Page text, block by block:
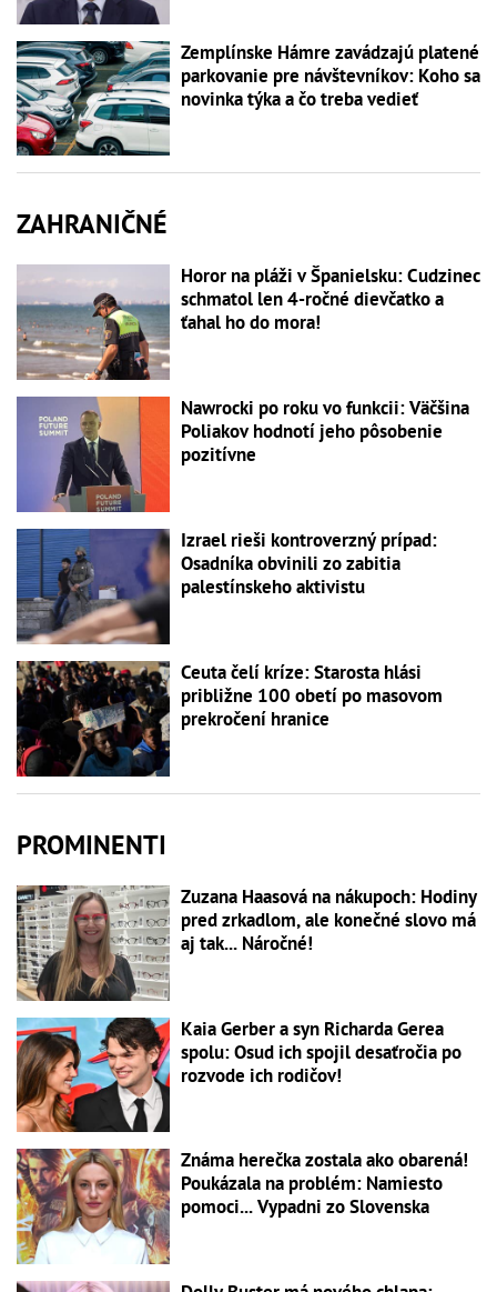
Zemplínske Hámre zavádzajú platené
parkovanie pre návštevníkov: Koho sa
novinka týka a čo treba vedieť
ZAHRANIČNÉ
Horor na pláži v Španielsku: Cudzinec
schmatol len 4-ročné dievčatko a
ťahal ho do mora!
Nawrocki po roku vo funkcii: Väčšina
Poliakov hodnotí jeho pôsobenie
pozitívne
Izrael rieši kontroverzný prípad:
Osadníka obvinili zo zabitia
palestínskeho aktivistu
Ceuta čelí kríze: Starosta hlási
približne 100 obetí po masovom
prekročení hranice
PROMINENTI
Zuzana Haasová na nákupoch: Hodiny
pred zrkadlom, ale konečné slovo má
aj tak... Náročné!
Kaia Gerber a syn Richarda Gerea
spolu: Osud ich spojil desaťročia po
rozvode ich rodičov!
Známa herečka zostala ako obarená!
Poukázala na problém: Namiesto
pomoci... Vypadni zo Slovenska